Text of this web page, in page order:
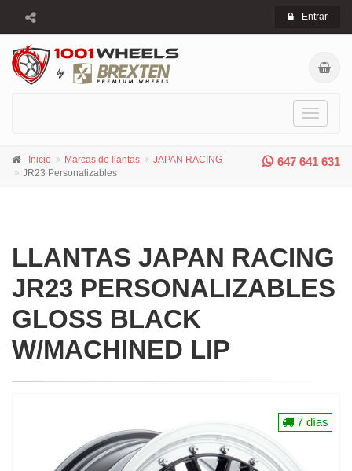
Entrar
Toggle
647 641 631
Inicio Marcas de llantas
JAPAN RACING
JR23 Personalizables
LLANTAS JAPAN RACING
JR23 PERSONALIZABLES
GLOSS BLACK
W/MACHINED LIP
7 días